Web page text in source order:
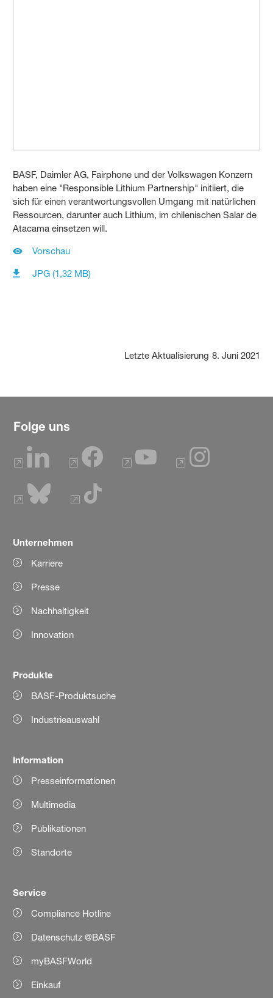
BASF, Daimler AG, Fairphone und der Volkswagen Konzern
haben eine "Responsible Lithium Partnership" initiiert, die
sich für einen verantwortungsvollen Umgang mit natürlichen
Ressourcen, darunter auch Lithium, im chilenischen Salar de
Atacama einsetzen will.
Vorschau
JPG (1,32 MB)
Letzte Aktualisierung 8. Juni 2021
Folge uns
Unternehmen
Karriere
Presse
Nachhaltigkeit
Innovation
Produkte
BASF-Produktsuche
Industrieauswahl
Information
Presseinformationen
Multimedia
Publikationen
Standorte
Service
Compliance Hotline
Datenschutz @BASF
myBASFWorld
Einkauf